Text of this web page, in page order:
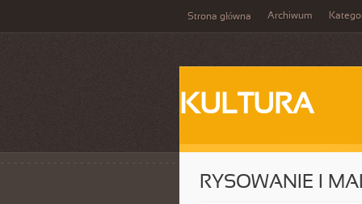
Strona główna Archiwum
KULTURA
RYSOWANIE I